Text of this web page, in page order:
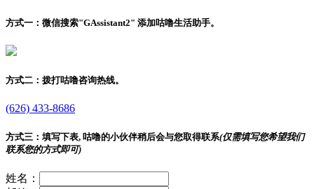
方式一： 微信搜索"GAssistant2" 添加咕噜生活助手。
方式二： 拨打咕噜咨询热线。
(626) 433-8686
方式三： 填写下表, 咕噜的小伙伴稍后会与您取得联系(仅需填写您希望我们
联系您的方式即可)
姓名：